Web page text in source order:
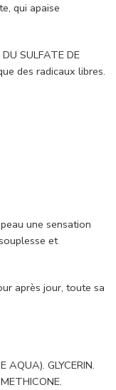
qui apaise
SULFATE DE
des radicaux libres.
une sensation
et
après jour, toute sa
AQUA). GLYCERIN.